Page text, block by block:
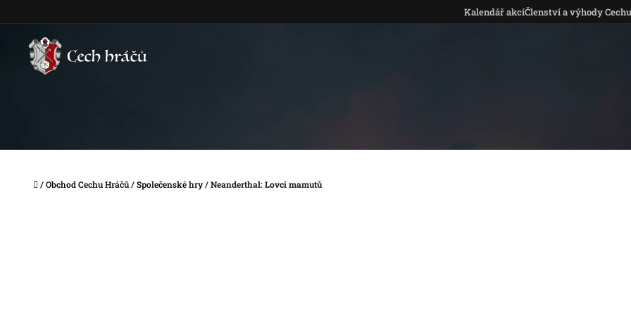
Kalendář akcíČlenství a výhody Cechu
Domů
/Obchod Cechu Hráčů/Společenské hry/Neanderthal: Lovci mamutů